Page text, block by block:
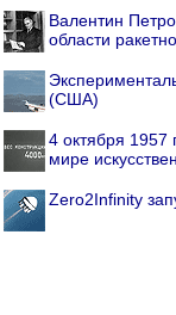
Валентин
области
(США)
4 октября 1957
мире
Zero2Infinity